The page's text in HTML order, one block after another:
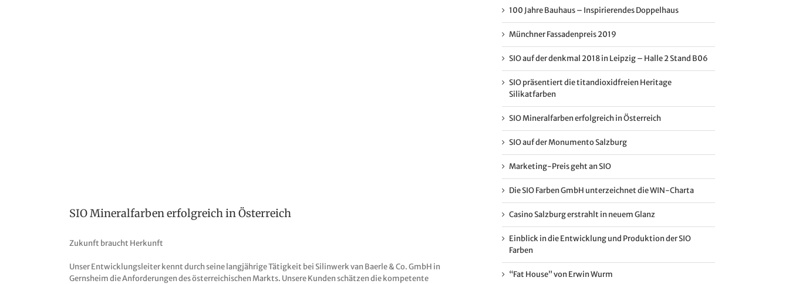
SIO Mineralfarben erfolgreich in Österreich
Zukunft braucht Herkunft
Unser Entwicklungsleiter kennt durch seine langjährige Tätigkeit bei Silinwerk van Baerle & Co. GmbH in
Gernsheim die Anforderungen des österreichischen Markts. Unsere Kunden schätzen die kompetente
100 Jahre Bauhaus – Inspirierendes Doppelhaus
Münchner Fassadenpreis 2019
SIO auf der denkmal 2018 in Leipzig – Halle 2 Stand B06
SIO präsentiert die titandioxidfreien Heritage
Silikatfarben
SIO Mineralfarben erfolgreich in Österreich
SIO auf der Monumento Salzburg
Marketing-Preis geht an SIO
Die SIO Farben GmbH unterzeichnet die WIN-Charta
Casino Salzburg erstrahlt in neuem Glanz
Einblick in die Entwicklung und Produktion der SIO
Farben
“Fat House” von Erwin Wurm